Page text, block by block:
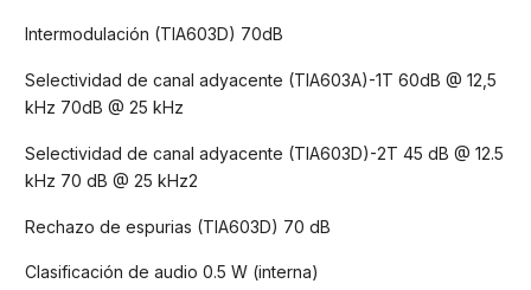
Intermodulación (TIA603D) 70dB
Selectividad de canal adyacente (TIA603A)-1T 60dB @ 12,5
kHz 70dB @ 25 kHz
Selectividad de canal adyacente (TIA603D)-2T 45 dB @ 12.5
kHz 70 dB @ 25 kHz2
Rechazo de espurias (TIA603D) 70 dB
Clasificación de audio 0.5 W (interna)